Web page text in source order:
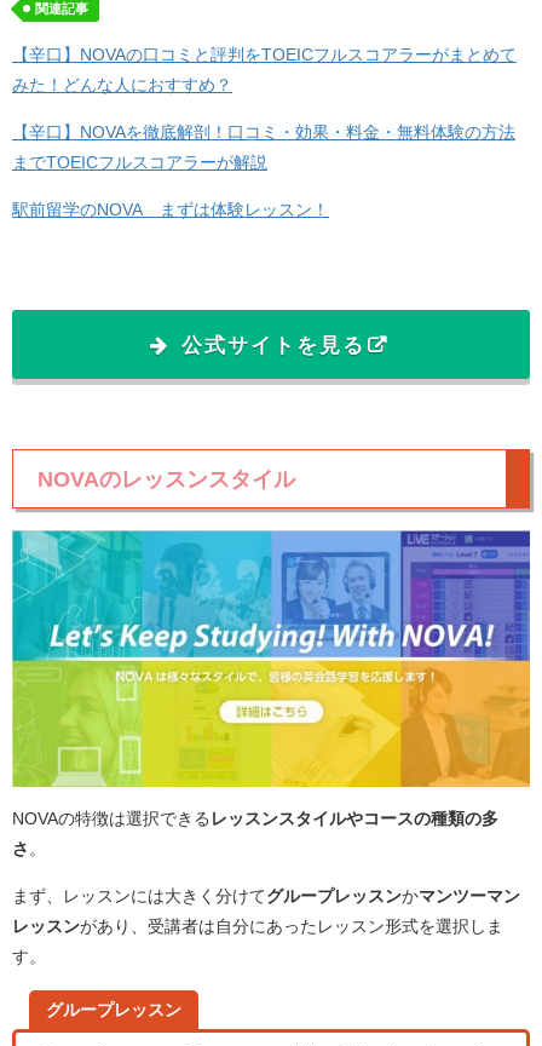
関連記事
【辛口】NOVAの口コミと評判をTOEICフルスコアラーがまとめて
みた！どんな人におすすめ？
【辛口】NOVAを徹底解剖！口コミ・効果・料金・無料体験の方法
までTOEICフルスコアラーが解説
駅前留学のNOVA まずは体験レッスン！
公式サイトを見る
NOVAのレッスンスタイル
NOVAの特徴は選択できる レッスンスタイルやコースの種類の多
さ 。
まず、レッスンには大きく分けてグループレッスンかマンツーマン
レッスンがあり、受講者は自分にあったレッスン形式を選択しま
す。
グループレッスン